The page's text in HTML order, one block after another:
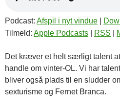
Podcast: Afspil i nyt vindue
Tilmeld: Apple Podcasts RSS
Det kræver et helt særligt talent
handle om vinter-OL. Vi har
bliver også plads til en sludder
sexturisme og Fernet Branca.